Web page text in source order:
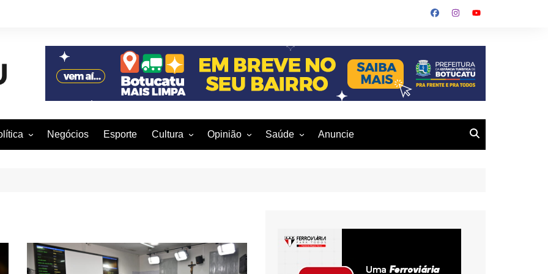
Negócios Esporte Cultura
Música
Opinião
Giovanni Mockus- De
Brasília para Botucatu
Saúde Anuncie